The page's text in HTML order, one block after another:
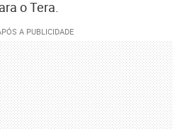
o Tera.